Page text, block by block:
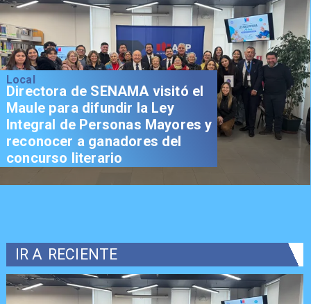
Local
Directora de SENAMA visitó el
Maule para difundir la Ley
Integral de Personas Mayores y
reconocer a ganadores del
concurso literario
IR A RECIENTE